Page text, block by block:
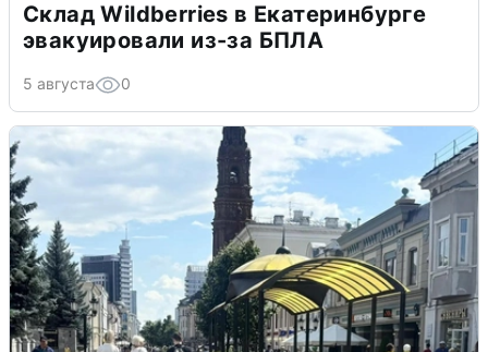
Склад Wildberries в Екатеринбурге
эвакуировали из-за БПЛА
5 августа 0